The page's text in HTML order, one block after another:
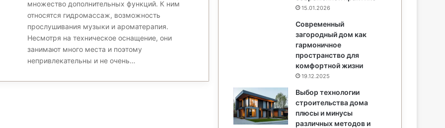
множество дополнительных функций. К ним
относятся гидромассаж, возможность
прослушивания музыки и ароматерапия.
Несмотря на техническое оснащение, они
занимают много места и поэтому
непривлекательны и не очень…
15.01.2026
Современный
загородный дом как
гармоничное
пространство для
комфортной жизни
19.12.2025
Выбор технологии
строительства дома
плюсы и минусы
различных методов и